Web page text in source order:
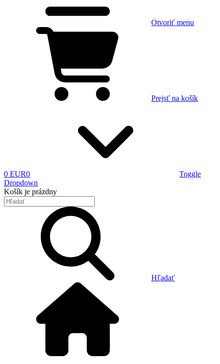
Otvoriť menu
Prejsť na košík
0 EUR0
Toggle
Dropdown
Košík je prázdny
Hľadať